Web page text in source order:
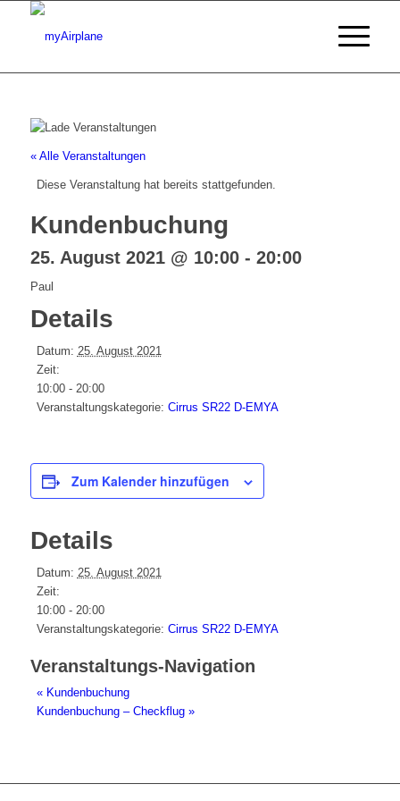
« Alle Veranstaltungen
Diese Veranstaltung hat bereits stattgefunden.
Kundenbuchung
25. August 2021 @ 10:00- 20:00
Paul
Details
Datum: 25. August 2021
Zeit:
10:00 - 20:00
Veranstaltungskategorie: Cirrus SR22 D-EMYA
Zum Kalender hinzufügen
Details
Datum: 25. August 2021
Zeit:
10:00 - 20:00
Veranstaltungskategorie: Cirrus SR22 D-EMYA
Veranstaltungs-Navigation
«Kundenbuchung
Kundenbuchung – Checkflug »